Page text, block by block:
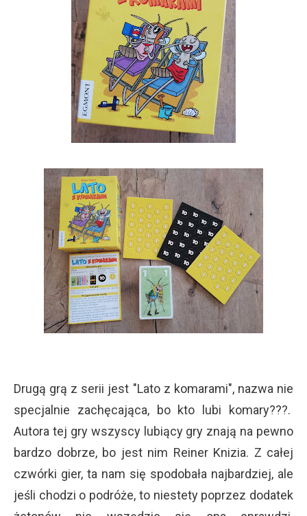
Drugą grą z serii jest "Lato z komarami", nazwa nie
specjalnie zachęcająca, bo kto lubi komary???.
Autora tej gry wszyscy lubiący gry znają na pewno
bardzo dobrze, bo jest nim Reiner Knizia. Z całej
czwórki gier, ta nam się spodobała najbardziej, ale
jeśli chodzi o podróże, to niestety poprzez dodatek